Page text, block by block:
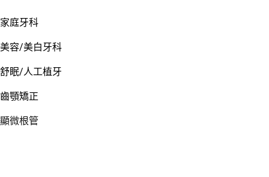
家庭牙科
美容/美白牙科
舒眠/人工植牙
齒顎矯正
顯微根管